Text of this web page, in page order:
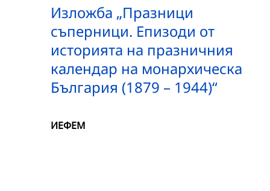
Изложба „Празници
съперници. Епизоди от
историята на празничния
календар на монархическа
България (1879 – 1944)“
ИЕФЕМ